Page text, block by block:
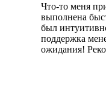
Что-то меня
выполнена
был
поддержка
ожидания!